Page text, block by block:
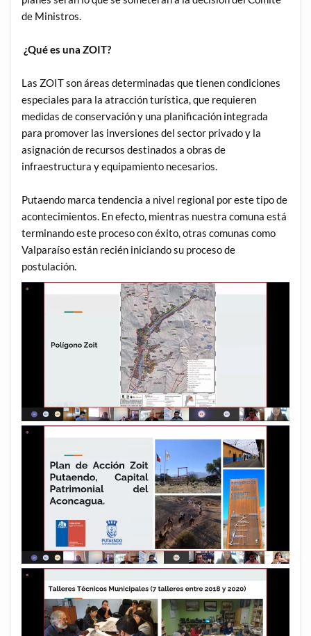
de Ministros.
¿Qué es una ZOIT?
Las ZOIT son áreas determinadas que tienen condiciones
especiales para la atracción turística, que requieren
medidas de conservación y una planificación integrada
para promover las inversiones del sector privado y la
asignación de recursos destinados a obras de
infraestructura y equipamiento necesarios.
Putaendo marca tendencia a nivel regional por este tipo de
acontecimientos. En efecto, mientras nuestra comuna está
terminando este proceso con éxito, otras comunas como
Valparaíso están recién iniciando su proceso de
postulación.